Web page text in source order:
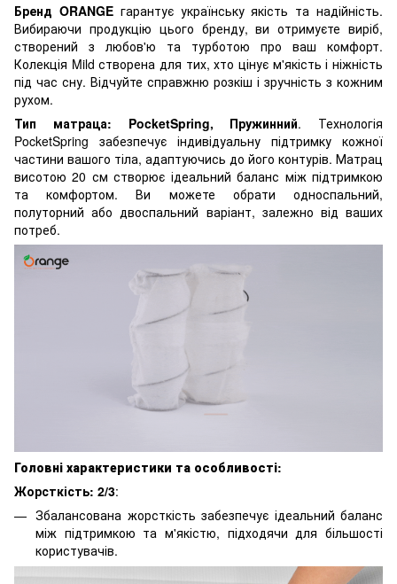
Бренд ORANGEгарантує українську якість та надійність.
Вибираючи продукцію цього бренду, ви отримуєте виріб,
створений з любов'ю та турботою про ваш комфорт.
Колекція Mild створена для тих, хто цінує м'якість і ніжність
під час сну. Відчуйте справжню розкіш і зручність з кожним
рухом.
Тип матраца: PocketSpring, Пружинний. Технологія
PocketSpring забезпечує індивідуальну підтримку кожної
частини вашого тіла, адаптуючись до його контурів. Матрац
висотою 20 см створює ідеальний баланс між підтримкою
та комфортом. Ви можете обрати односпальний,
полуторний або двоспальний варіант, залежно від ваших
потреб.
Головні характеристики та особливості:
Жорсткість: 2/3:
Збалансована жорсткість забезпечує ідеальний баланс
між підтримкою та м'якістю, підходячи для більшості
користувачів.